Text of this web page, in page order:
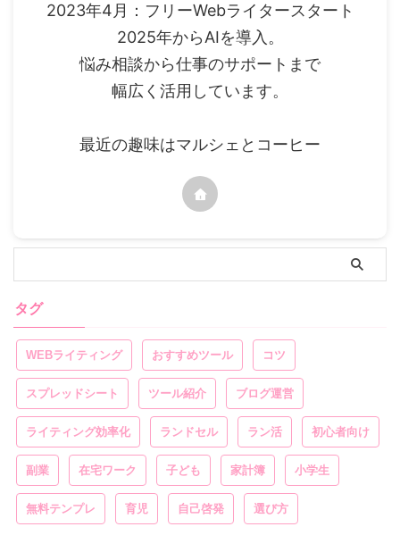
2023年4月：フリーWebライタースタート
2025年からAIを導入。
悩み相談から仕事のサポートまで
幅広く活用しています。
最近の趣味はマルシェとコーヒー
タグ
WEBライティング おすすめツール コツ
スプレッドシート ツール紹介 ブログ運営
ライティング効率化 ランドセル ラン活 初心者向け
副業 在宅ワーク 子ども 家計簿 小学生
無料テンプレ 育児 自己啓発 選び方